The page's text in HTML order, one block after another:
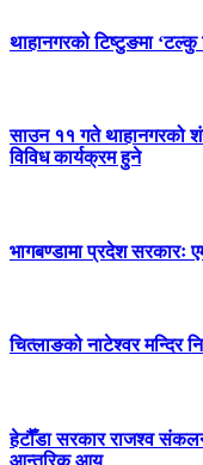
थाहानगरको टिष्टुङमा ‘टल्कु
साउन ११ गते थाहानगरको
विविध कार्यक्रम हुने
भागबण्डामा प्रदेश सरकारः
चित्लाङको नाटेश्वर मन्दिर
हेटौँडा सरकार राजश्व
आन्तरिक आय